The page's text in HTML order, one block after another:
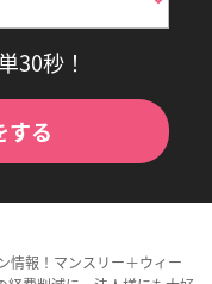
30秒！
する
情報！マンスリー＋ウィー